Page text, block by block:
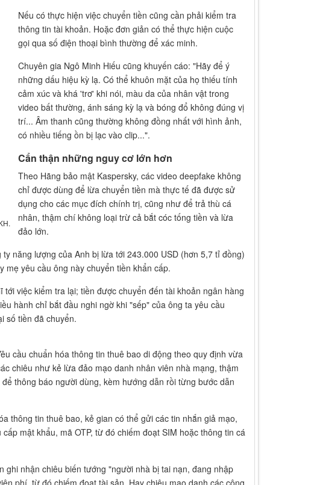
Nếu có thực hiện việc chuyển tiền cũng cần phải kiểm tra
thông tin tài khoản. Hoặc đơn giản có thể thực hiện cuộc
gọi qua số điện thoại bình thường để xác minh.
Chuyên gia Ngô Minh Hiếu cũng khuyến cáo: "Hãy để ý
những dấu hiệu kỳ lạ. Có thể khuôn mặt của họ thiếu tính
cảm xúc và khá 'trơ' khi nói, màu da của nhân vật trong
video bất thường, ánh sáng kỳ lạ và bóng đổ không đúng vị
trí... Âm thanh cũng thường không đồng nhất với hình ảnh,
có nhiều tiếng ồn bị lạc vào clip...".
Cẩn thận những nguy cơ lớn hơn
Theo Hãng bảo mật Kaspersky, các video deepfake không
chỉ được dùng để lừa chuyển tiền mà thực tế đã được sử
dụng cho các mục đích chính trị, cũng như để trả thù cá
nhân, thậm chí không loại trừ cả bắt cóc tống tiền và lừa
đảo lớn.
năng lượng của Anh bị lừa tới 243.000 USD (hơn 5,7 tỉ đồng)
yêu cầu ông này chuyển tiền khẩn cấp.
việc kiểm tra lại; tiền được chuyển đến tài khoản ngân hàng
hành chỉ bắt đầu nghi ngờ khi "sếp" của ông ta yêu cầu
số tiền đã chuyển.
cầu chuẩn hóa thông tin thuê bao di động theo quy định vừa
chiêu như kẻ lừa đảo mạo danh nhân viên nhà mạng, thậm
thông báo người dùng, kèm hướng dẫn rồi từng bước dẫn
thông tin thuê bao, kẻ gian có thể gửi các tin nhắn giả mạo,
mật khẩu, mã OTP, từ đó chiếm đoạt SIM hoặc thông tin cá
ghi nhận chiêu biến tướng "người nhà bị tai nạn, đang nhập
phí, từ đó chiếm đoạt tài sản. Hay chiêu mạo danh các công